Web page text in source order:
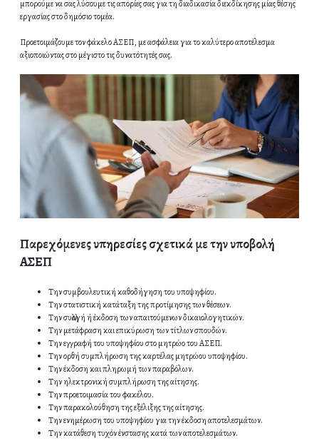
μπορούμε να σας λύσουμε τις απορίες σας για τη διαδικασία διεκδίκησης μίας θέσης
εργασίας στο δημόσιο τομέα.
Προετοιμάζουμε τον φάκελο ΑΣΕΠ, με ασφάλεια για το καλύτερο αποτέλεσμα
αξιοποιώντας στο μέγιστο τις δυνατότητές σας.
Παρεχόμενες υπηρεσίες σχετικά με την υποβολή
ΑΣΕΠ
Την συμβουλευτική καθοδήγηση του υποψηφίου.
Την στατιστική κατάταξη της προτίμησης των θέσεων.
Την συλλογή ή έκδοση των απαιτούμενων δικαιολογητικών.
Την μετάφραση και επικύρωση των τίτλων σπουδών.
Την εγγραφή του υποψηφίου στο μητρώο του ΑΣΕΠ.
Την ορθή συμπλήρωση της καρτέλας μητρώου υποψηφίου.
Την έκδοση και πληρωμή των παραβόλων.
Την ηλεκτρονική συμπλήρωση της αίτησης.
Την προετοιμασία του φακέλου.
Την παρακολούθηση της εξέλιξης της αίτησης.
Την ενημέρωση του υποψηφίου για την έκδοση αποτελεσμάτων.
Την κατάθεση τυχόν ένστασης κατά των αποτελεσμάτων.